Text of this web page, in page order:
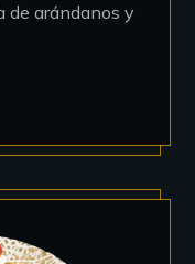
de arándanos y